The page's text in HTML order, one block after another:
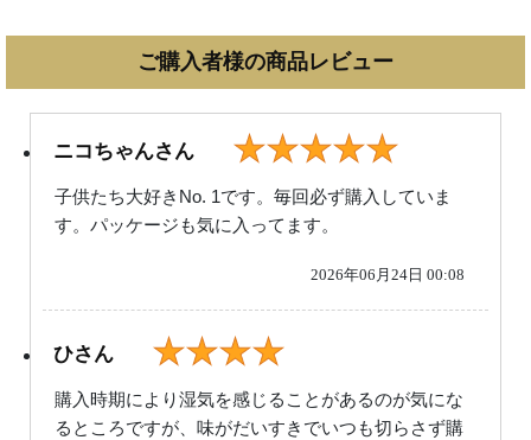
ご購入者様の商品レビュー
ニコちゃんさん ★★★★★
子供たち大好きNo. 1です。毎回必ず購入していま
す。パッケージも気に入ってます。
2026年06月24日 00:08
ひさん ★★★★
購入時期により湿気を感じることがあるのが気にな
るところですが、味がだいすきでいつも切らさず購